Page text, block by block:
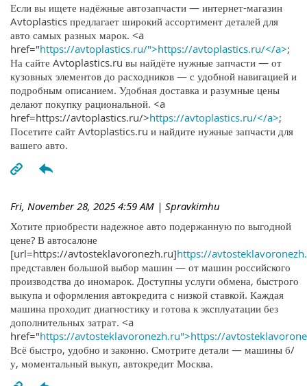
Если вы ищете надёжные автозапчасти — интернет-магазин
Avtoplastics предлагает широкий ассортимент деталей для
авто самых разных марок. <a
href="https://avtoplastics.ru/">https://avtoplastics.ru/</a>;
На сайте Avtoplastics.ru вы найдёте нужные запчасти — от
кузовных элементов до расходников — с удобной навигацией и
подробным описанием. Удобная доставка и разумные цены
делают покупку рациональной. <a
href=https://avtoplastics.ru/>https://avtoplastics.ru/</a>;
Посетите сайт Avtoplastics.ru и найдите нужные запчасти для
вашего авто.
Fri, November 28, 2025 4:59 AM | Spravkimhu
Хотите приобрести надежное авто подержанную по выгодной
цене? В автосалоне
[url=https://avtosteklavoronezh.ru]https://
представлен большой выбор машин — от машин российского
производства до иномарок. Доступны услуги обмена, быстрого
выкупа и оформления автокредита с низкой ставкой. Каждая
машина проходит диагностику и готова к эксплуатации без
дополнительных затрат. <a
href="https://avtosteklavoronezh.ru">https://
Всё быстро, удобно и законно. Смотрите детали — машины б/
у, моментальный выкуп, автокредит Москва.